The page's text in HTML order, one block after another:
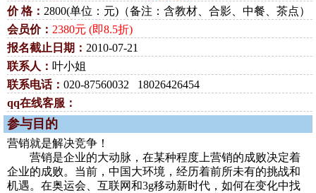
价 格： 2800(单位：元)（备注：含教材、合影、中餐、茶点）
会员价： 2380元 (即8.5折)
报名截止日期： 2010-07-21
联系人： 叶小姐
联系电话： 020-87560032 18026426454
qq在线客服：
参与目的
营销就是解决竞争！
营销是企业的大动脉，在某种程度上营销的成败决定着
企业的成败。当前，中国大环境，经历着前所未有的挑战和
机遇。在奥运会、互联网和3g移动新时代，如何在变化中找